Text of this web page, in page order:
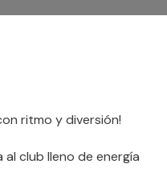
ritmo y diversión!
al club lleno de energía